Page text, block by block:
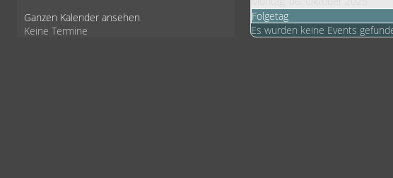
Ganzen Kalender ansehen
Keine Termine
Folgetag
Es wurden keine Events